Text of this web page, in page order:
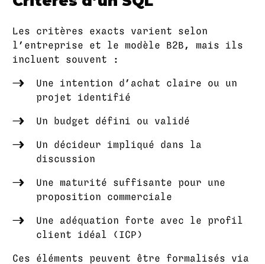
Les critères exacts varient selon
l’entreprise et le modèle B2B, mais ils
incluent souvent :
Une intention d’achat claire ou un
projet identifié
Un budget défini ou validé
Un décideur impliqué dans la
discussion
Une maturité suffisante pour une
proposition commerciale
Une adéquation forte avec le profil
client idéal (ICP)
Ces éléments peuvent être formalisés via